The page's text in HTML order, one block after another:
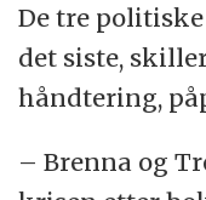
De tre
det siste,
håndtering,
– Brenna og